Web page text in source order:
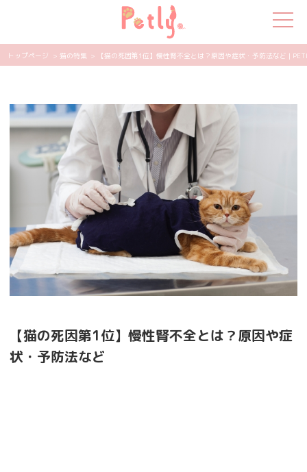
猫の特集
ペット用品
飼い主さんの悩み
ペットの気持ち
知って得する
エンタメ
トップページ > 猫の特集 > 【猫の死因第1位】慢性腎不全とは？原因や症状・予防法など |
【猫の死因第1位】慢性腎不全とは？原因や症
状・予防法など